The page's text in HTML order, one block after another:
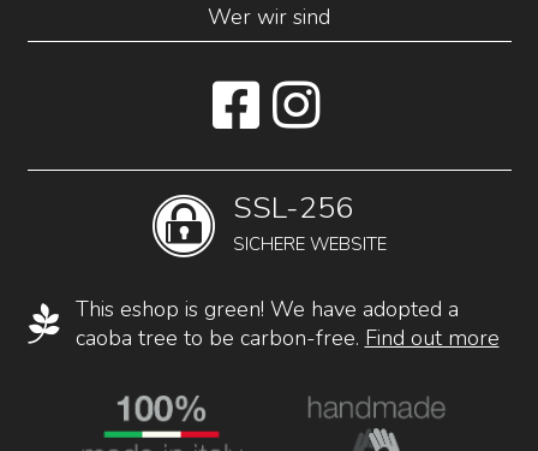
Wer wir sind
SSL-256
SICHERE WEBSITE
This eshop is green! We have adopted a
caoba tree to be carbon-free. Find out more